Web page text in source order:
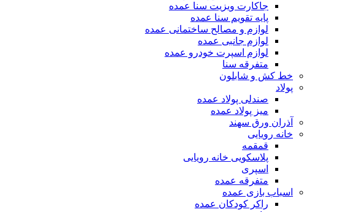
جاکارت ویزیت سنا عمده
پایه تقویم سنا عمده
لوازم و مصالح ساختمانی عمده
لوازم جانبی عمده
لوازم اسپرت خودرو عمده
متفرقه سنا
خط کش و شابلون
پولاد
صندلی پولاد عمده
میز پولاد عمده
آذران ورق سهند
خانه رویایی
قمقمه
پلاسکویی خانه رویایی
اسپری
متفرقه عمده
اسباب بازی عمده
راکر کودکان عمده